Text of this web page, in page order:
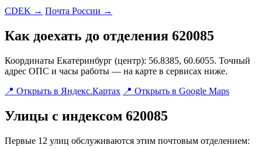
CDEK → Почта России →
Как доехать до отделения 620085
Координаты Екатеринбург (центр): 56.8385, 60.6055. Точный
адрес ОПС и часы работы — на карте в сервисах ниже.
📍 Открыть в Яндекс.Картах 📍 Открыть в Google Maps
Улицы с индексом 620085
Первые 12 улиц обслуживаются этим почтовым отделением: